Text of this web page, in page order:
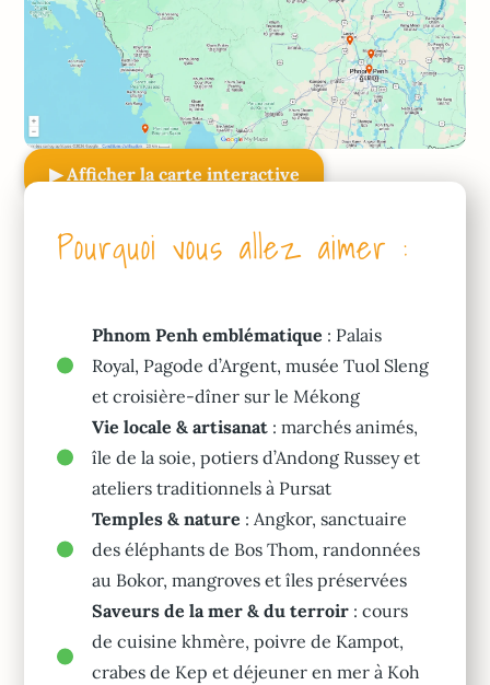
▶ Afficher la carte interactive
Pourquoi vous allez aimer :
Phnom Penh emblématique : Palais
Royal, Pagode d’Argent, musée Tuol Sleng
et croisière-dîner sur le Mékong
Vie locale & artisanat : marchés animés,
île de la soie, potiers d’Andong Russey et
ateliers traditionnels à Pursat
Temples & nature : Angkor, sanctuaire
des éléphants de Bos Thom, randonnées
au Bokor, mangroves et îles préservées
Saveurs de la mer & du terroir : cours
de cuisine khmère, poivre de Kampot,
crabes de Kep et déjeuner en mer à Koh